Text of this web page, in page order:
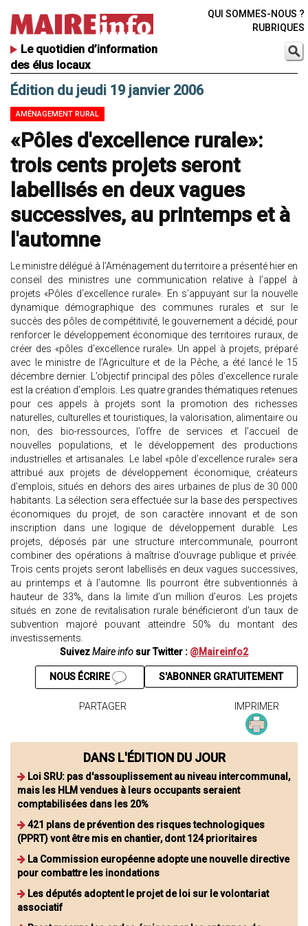
Le quotidien d’information
des élus locaux
QUI SOMMES-NOUS ?
RUBRIQUES
Édition du jeudi 19 janvier 2006
AMÉNAGEMENT RURAL
«Pôles d'excellence rurale»:
trois cents projets seront
labellisés en deux vagues
successives, au printemps et à
l'automne
Le ministre délégué à l’Aménagement du territoire a présenté hier en
conseil des ministres une communication relative à l’appel à
projets «Pôles d’excellence rurale». En s’appuyant sur la nouvelle
dynamique démographique des communes rurales et sur le
succès des pôles de compétitivité, le gouvernement a décidé, pour
renforcer le développement économique des territoires ruraux, de
créer des «pôles d’excellence rurale». Un appel à projets, préparé
avec le ministre de l’Agriculture et de la Pêche, a été lancé le 15
décembre dernier. L’objectif principal des pôles d’excellence rurale
est la création d’emplois. Les quatre grandes thématiques retenues
pour ces appels à projets sont la promotion des richesses
naturelles, culturelles et touristiques, la valorisation, alimentaire ou
non, des bio-ressources, l’offre de services et l’accueil de
nouvelles populations, et le développement des productions
industrielles et artisanales. Le label «pôle d’excellence rurale» sera
attribué aux projets de développement économique, créateurs
d’emplois, situés en dehors des aires urbaines de plus de 30 000
habitants. La sélection sera effectuée sur la base des perspectives
économiques du projet, de son caractère innovant et de son
inscription dans une logique de développement durable. Les
projets, déposés par une structure intercommunale, pourront
combiner des opérations à maîtrise d’ouvrage publique et privée.
Trois cents projets seront labellisés en deux vagues successives,
au printemps et à l’automne. Ils pourront être subventionnés à
hauteur de 33%, dans la limite d’un million d’euros. Les projets
situés en zone de revitalisation rurale bénéficieront d’un taux de
subvention majoré pouvant atteindre 50% du montant des
investissements.
SuivezMaire info sur Twitter : @Maireinfo2
S'ABONNER GRATUITEMENT
NOUS ÉCRIRE
PARTAGER IMPRIMER
DANS L'ÉDITION DU JOUR
Loi SRU: pas d'assouplissement au niveau intercommunal,
mais les HLM vendues à leurs occupants seraient
comptabilisées dans les 20%
421 plans de prévention des risques technologiques
(PPRT) vont être mis en chantier, dont 124 prioritaires
La Commission européenne adopte une nouvelle directive
pour combattre les inondations
Les députés adoptent le projet de loi sur le volontariat
associatif